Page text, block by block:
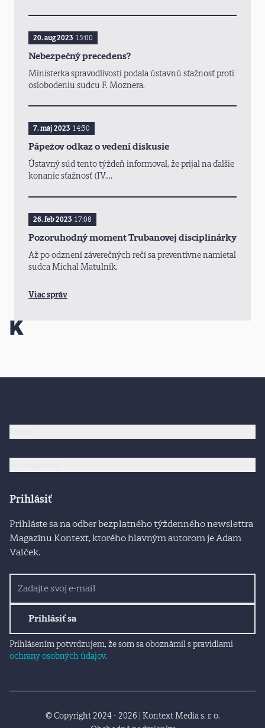
20. aug 2023 15:00
Nebezpečný precedens?
Ministerka spravodlivosti podala ústavnú sťažnosť proti
oslobodeniu sudcu F. Moznera.
7. máj 2023 14:30
Pápežov odkaz o vedení diskusie
Ústavný súd tento týždeň informoval, že prijal na ďalšie
konanie sťažnosť (IV....
26. feb 2023 17:08
Pozoruhodný moment Trubanovej disciplinárky
Až po odznení záverečných rečí sa preventívne namietal
sudca Michal Matulník.
Viac správ
Prihlásiť
Prihláste sa na odber bezplatného týždenného newslettra
Magazínu Kontext, ktorého hlavným autorom je Adam
Valček.
Prihlásiť sa
Prihlásením potvrdzujem, že som sa oboznámil s pravidlami
ochrany osobných údajov.
© Copyright 2024 - 2026 | Kontext Media s. r. o.